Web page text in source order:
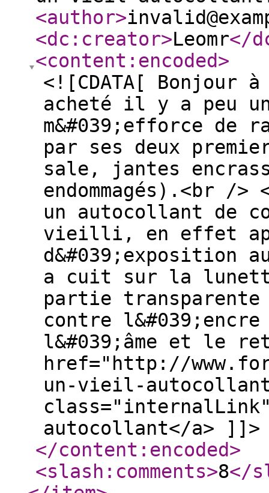
<author>
<dc:creator>Leomr</
<content:encoded>
<![CDATA[ Bonjour
acheté il y a peu
m&#039;efforce de
par ses deux
sale, jantes
endommagés).<br /
un autocollant de
vieilli, en effet
a cuit sur la
partie
contre
l&#039;âme et le
href="http://
un-vieil-
autocollant</a> ]]>
</content:encoded>
<slash:comments>8</